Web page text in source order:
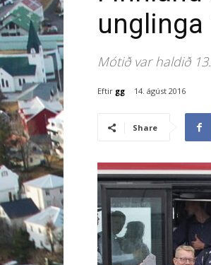
unglinga
Mótið var haldið
Eftir gg 14. ágúst 2016
Share